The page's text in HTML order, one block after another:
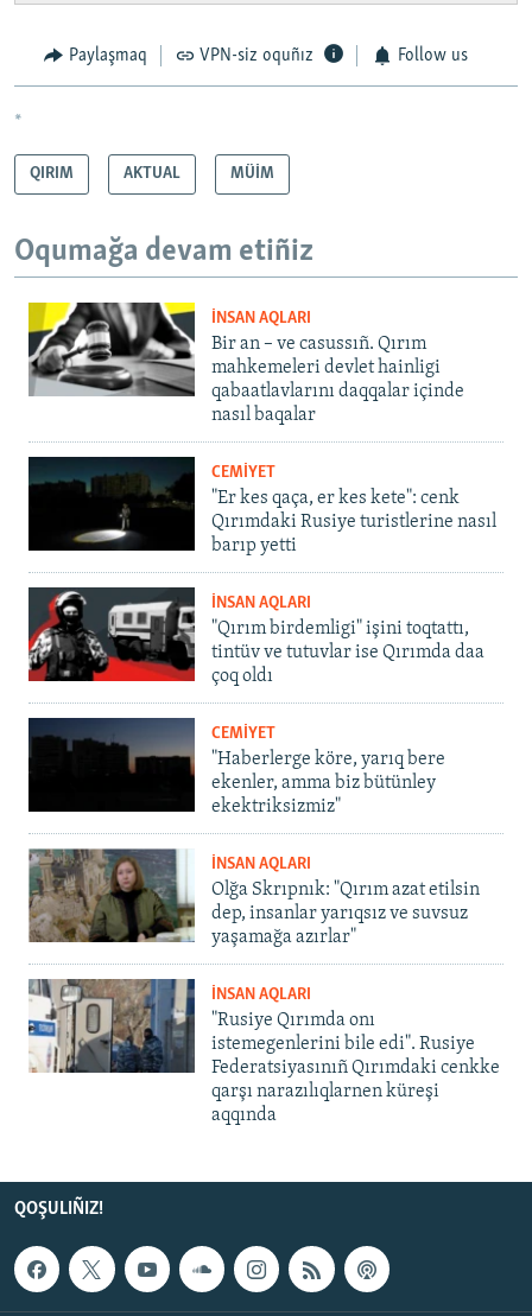
Paylaşmaq VPN-siz oquñız Follow us
*
QIRIM AKTUAL MÜİM
Oqumağa devam etiñiz
İNSAN AQLARI
Bir an – ve casussıñ. Qırım
mahkemeleri devlet hainligi
qabaatlavlarını daqqalar içinde
nasıl baqalar
CEMİYET
"Er kes qaça, er kes kete": cenk
Qırımdaki Rusiye turistlerine nasıl
barıp yetti
İNSAN AQLARI
"Qırım birdemligi" işini toqtattı,
tintüv ve tutuvlar ise Qırımda daa
çoq oldı
CEMİYET
"Haberlerge köre, yarıq bere
ekenler, amma biz bütünley
ekektriksizmiz"
İNSAN AQLARI
Olğa Skrıpnık: "Qırım azat etilsin
dep, insanlar yarıqsız ve suvsuz
yaşamağa azırlar"
İNSAN AQLARI
"Rusiye Qırımda onı
istemegenlerini bile edi". Rusiye
Federatsiyasınıñ Qırımdaki cenkke
qarşı narazılıqlarnen küreşi
aqqında
QOŞULIÑIZ!